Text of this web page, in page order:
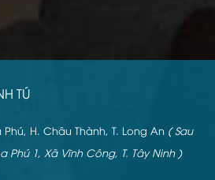
TÚ
H. Châu Thành, T. Long An ( Sau
Phú 1, Xã Vĩnh Công, T. Tây Ninh )